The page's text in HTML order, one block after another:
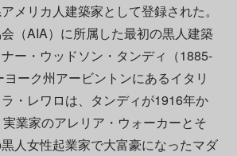
メリカ人建築家として登録された。
（AIA）に所属した最初の黒人建築
ー・ウッドソン・タンディ（1885-
ーク州アービントンにあるイタリ
・レワロは、タンディが1916年か
業家のアレリア・ウォーカーとそ
人女性起業家で大富豪になったマダ